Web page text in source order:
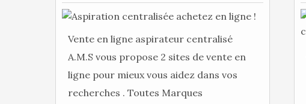
Vente en ligne aspirateur centralisé
A.M.S vous propose 2 sites de vente en
ligne pour mieux vous aidez dans vos
recherches . Toutes Marques